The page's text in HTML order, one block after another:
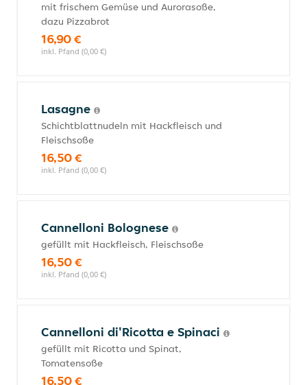
mit frischem Gemüse und Aurorasoße,
dazu Pizzabrot
16,90 €
inkl. Pfand (0,00 €)
Lasagne
Schichtblattnudeln mit Hackfleisch und
Fleischsoße
16,50 €
inkl. Pfand (0,00 €)
Cannelloni Bolognese
gefüllt mit Hackfleisch, Fleischsoße
16,50 €
inkl. Pfand (0,00 €)
Cannelloni di'Ricotta e Spinaci
gefüllt mit Ricotta und Spinat,
Tomatensoße
16,50 €